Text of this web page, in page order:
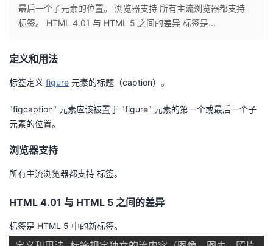
个
人
主
页
我
的
开
者
我
的
我
最后一个子元素的位置。 浏览器支持 所有主流浏览器都支持
标签。 HTML 4.01 与 HTML 5 之间的差异 标签是...
定义和用法
标签定义 figure 元素的标题（caption）。
"figcaption" 元素应该被置于 "figure" 元素的第一个或最后一个子
元素的位置。
浏览器支持
所有主流浏览器都支持 标签。
HTML 4.01 与 HTML 5 之间的差异
标签是 HTML 5 中的新标签。